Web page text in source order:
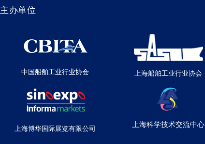
主办单位
中国船舶工业行业协会
上海博华国际展览有限公司
上海船舶工业行业协会
上海科学技术交流中心